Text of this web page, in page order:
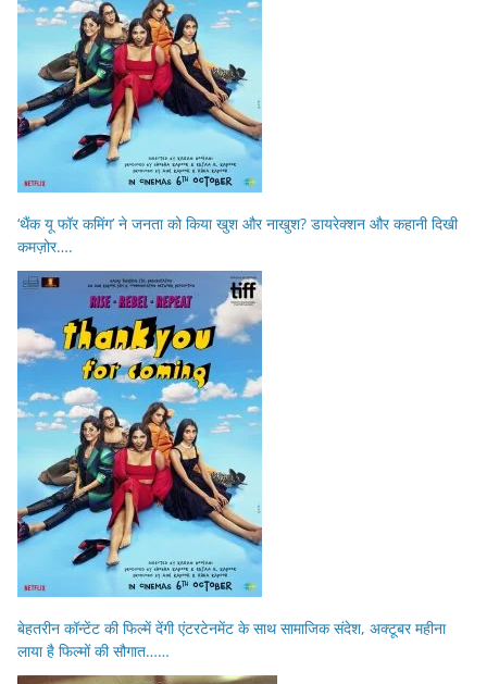
‘थैंक यू फॉर कमिंग’ ने जनता को किया खुश और नाखुश? डायरेक्शन और कहानी दिखी
कमज़ोर….
बेहतरीन कॉन्टेंट की फिल्में देंगी एंटरटेनमेंट के साथ सामाजिक संदेश, अक्टूबर महीना
लाया है फिल्मों की सौगात……